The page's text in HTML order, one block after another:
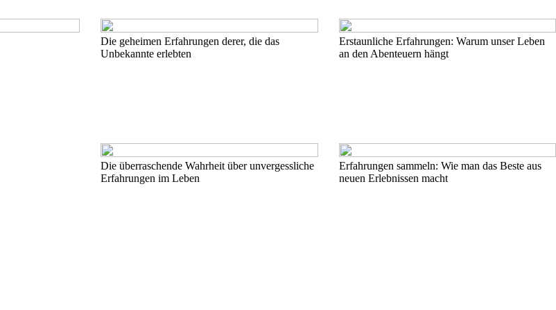
Die geheimen Erfahrungen derer, die das
Unbekannte erlebten
Erstaunliche Erfahrungen: Warum unser Leben
an den Abenteuern hängt
Die überraschende Wahrheit über unvergessliche
Erfahrungen im Leben
Erfahrungen sammeln: Wie man das Beste aus
neuen Erlebnissen macht